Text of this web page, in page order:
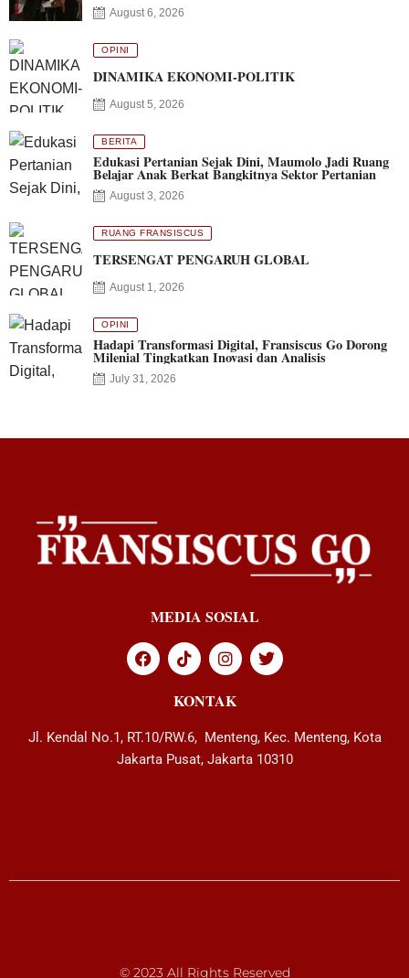
August 6, 2026
OPINI
DINAMIKA EKONOMI-POLITIK
August 5, 2026
BERITA
Edukasi Pertanian Sejak Dini, Maumolo Jadi Ruang
Belajar Anak Berkat Bangkitnya Sektor Pertanian
August 3, 2026
RUANG FRANSISCUS
TERSENGAT PENGARUH GLOBAL
August 1, 2026
OPINI
Hadapi Transformasi Digital, Fransiscus Go Dorong
Milenial Tingkatkan Inovasi dan Analisis
July 31, 2026
MEDIA SOSIAL
KONTAK
Jl. Kendal No.1, RT.10/RW.6, Menteng, Kec. Menteng, Kota
Jakarta Pusat, Jakarta 10310
© 2023 All Rights Reserved